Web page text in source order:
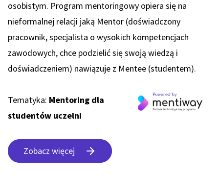
osobistym. Program mentoringowy opiera się na
nieformalnej relacji jaką Mentor (doświadczony
pracownik, specjalista o wysokich kompetencjach
zawodowych, chce podzielić się swoją wiedzą i
doświadczeniem) nawiązuje z Mentee (studentem).
Tematyka: Mentoring dla
studentów uczelni
Zobacz więcej